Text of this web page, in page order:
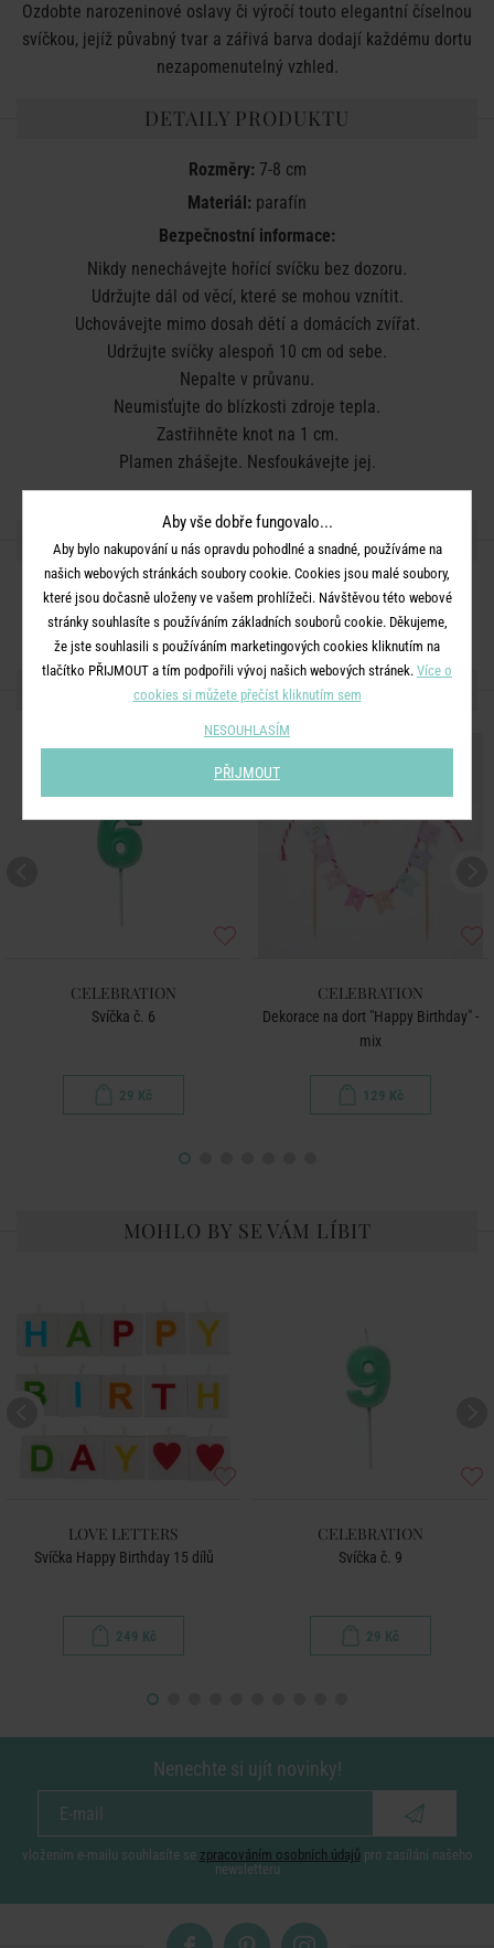
Ozdobte narozeninové oslavy či výročí touto elegantní číselnou
svíčkou, jejíž půvabný tvar a zářivá barva dodají každému dortu
nezapomenutelný vzhled.
DETAILY PRODUKTU
Rozměry:7-8 cm
Materiál: parafín
Bezpečnostní informace:
Nikdy nenechávejte hořící svíčku bez dozoru.
Udržujte dál od věcí, které se mohou vznítit.
Uchovávejte mimo dosah dětí a domácích zvířat.
Udržujte svíčky alespoň 10 cm od sebe.
Nepalte v průvanu.
Neumisťujte do blízkosti zdroje tepla.
Zastřihněte knot na 1 cm.
Plamen zhášejte. Nesfoukávejte jej.
SDÍLEJTE S PŘÁTELI
DALŠÍ PRODUKTY ZE SÉRIE
CELEBRATION
Svíčka č. 6
29 Kč
CELEBRATION
Dekorace na dort "Happy Birthday" -
mix
129 Kč
MOHLO BY SE VÁM LÍBIT
LOVE LETTERS
Svíčka Happy Birthday 15 dílů
249 Kč
CELEBRATION
Svíčka č. 9
29 Kč
Nenechte si ujít novinky!
vložením e-mailu souhlasíte se zpracováním osobních údajů pro zasílání našeho
newsletteru
Aby vše dobře fungovalo...
Aby bylo nakupování u nás opravdu pohodlné a snadné, používáme na
našich webových stránkách soubory cookie. Cookies jsou malé soubory,
které jsou dočasně uloženy ve vašem prohlížeči. Návštěvou této webové
stránky souhlasíte s používáním základních souborů cookie. Děkujeme,
že jste souhlasili s používáním marketingových cookies kliknutím na
tlačítko PŘIJMOUT a tím podpořili vývoj našich webových stránek. Více o
cookies si můžete přečíst kliknutím sem
NESOUHLASÍM
PŘIJMOUT